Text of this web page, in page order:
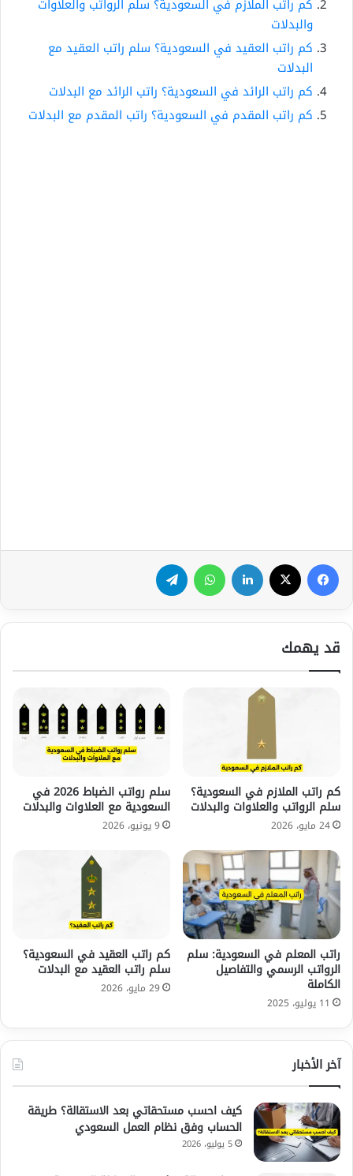
كم راتب الملازم في السعودية؟ سلم الرواتب والعلاوات
والبدلات
كم راتب العقيد في السعودية؟ سلم راتب العقيد مع
البدلات
كم راتب الرائد في السعودية؟ راتب الرائد مع البدلات
كم راتب المقدم في السعودية؟ راتب المقدم مع البدلات
فيسبوك لينكدإن واتساب
قد يهمك
كم راتب الملازم في السعودية؟
سلم الرواتب والعلاوات والبدلات
24 مايو، 2026
سلم رواتب الضباط 2026 في
السعودية مع العلاوات والبدلات
9 يونيو، 2026
راتب المعلم في السعودية: سلم
الرواتب الرسمي والتفاصيل
الكاملة
11 يوليو، 2025
كم راتب العقيد في السعودية؟
سلم راتب العقيد مع البدلات
29 مايو، 2026
آخر الأخبار
كيف احسب مستحقاتي بعد الاستقالة؟ طريقة
الحساب وفق نظام العمل السعودي
5 يوليو، 2026